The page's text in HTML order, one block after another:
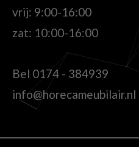
vrij: 9:00-16:00
zat: 10:00-16:00
Bel 0174 - 384939
info@horecameubilair.nl